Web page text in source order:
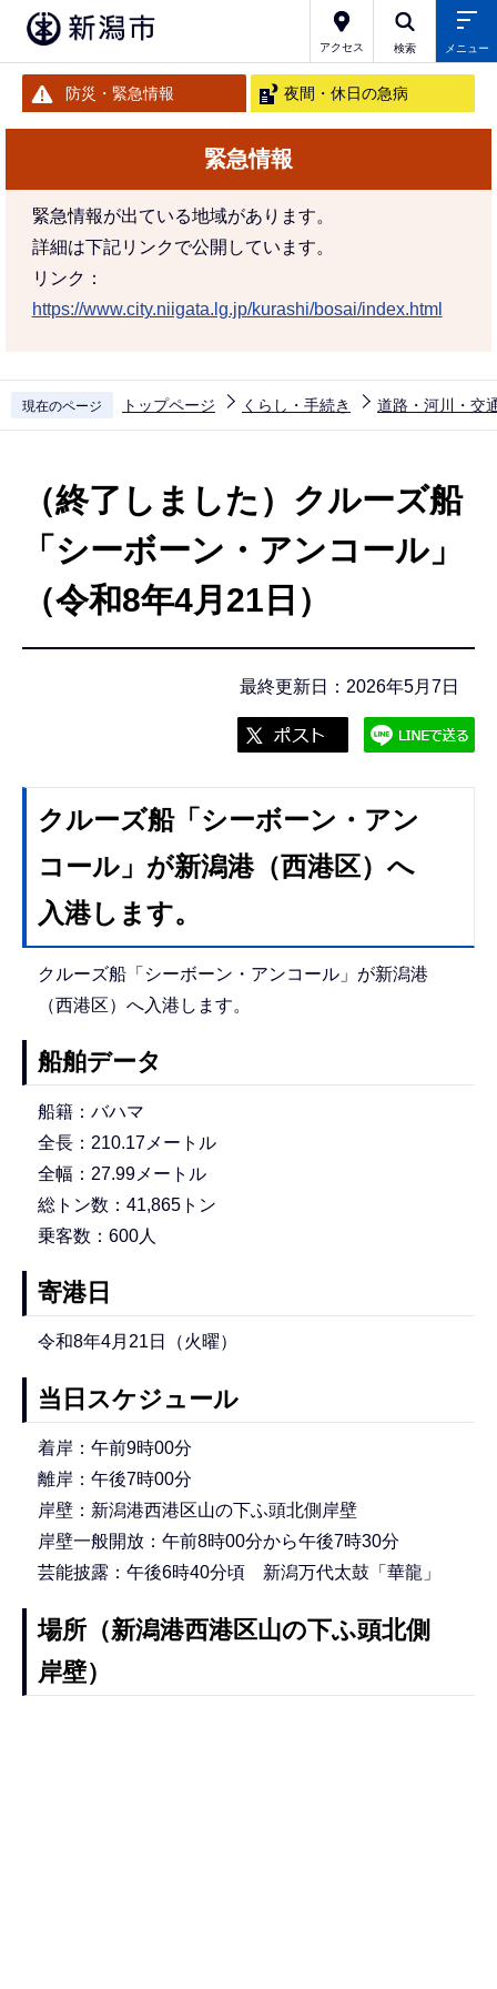
アクセス 検索 メニュー
防災・緊急情報 夜間・休日の急病
緊急情報
緊急情報が出ている地域があります。
詳細は下記リンクで公開しています。
リンク：
https://www.city.niigata.lg.jp/kurashi/bosai/index.html
現在のページ トップページ くらし・手続き 道路・河川・交
（終了しました）クルーズ船
「シーボーン・アンコール」
（令和8年4月21日）
最終更新日：2026年5月7日
クルーズ船「シーボーン・アン
コール」が新潟港（西港区）へ
入港します。
クルーズ船「シーボーン・アンコール」が新潟港
（西港区）へ入港します。
船舶データ
船籍：バハマ
全長：210.17メートル
全幅：27.99メートル
総トン数：41,865トン
乗客数：600人
寄港日
令和8年4月21日（火曜）
当日スケジュール
着岸：午前9時00分
離岸：午後7時00分
岸壁：新潟港西港区山の下ふ頭北側岸壁
岸壁一般開放：午前8時00分から午後7時30分
芸能披露：午後6時40分頃 新潟万代太鼓「華龍」
場所（新潟港西港区山の下ふ頭北側
岸壁）